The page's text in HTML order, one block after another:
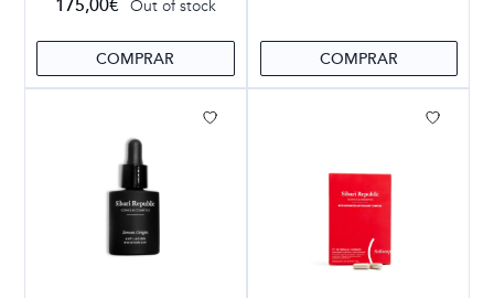
175,00€ Out of stock
COMPRAR COMPRAR